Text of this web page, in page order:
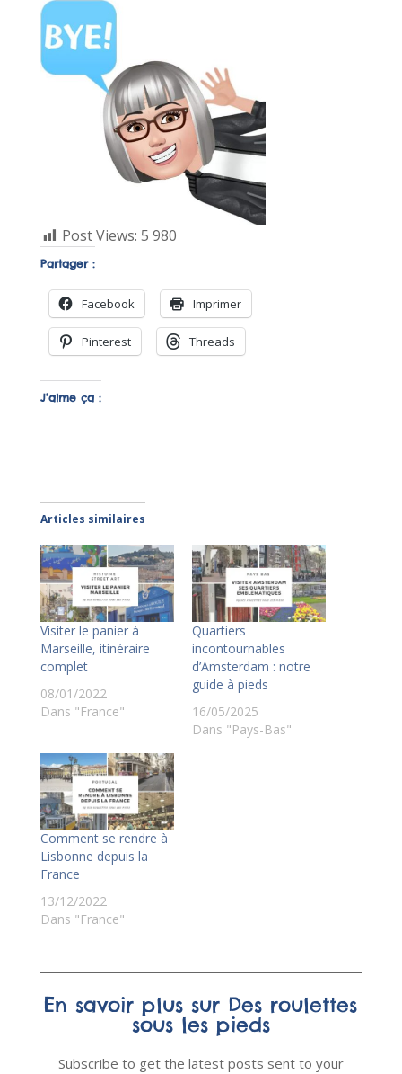
Post Views: 5 980
Partager :
Facebook Imprimer
Pinterest Threads
J’aime ça :
Articles similaires
Visiter le panier à
Marseille, itinéraire
complet
08/01/2022
Dans "France"
Quartiers
incontournables
d’Amsterdam : notre
guide à pieds
16/05/2025
Dans "Pays-Bas"
Comment se rendre à
Lisbonne depuis la
France
13/12/2022
Dans "France"
En savoir plus sur Des roulettes
sous les pieds
Subscribe to get the latest posts sent to your